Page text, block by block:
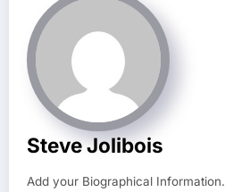
Steve Jolibois
Add your Biographical Information.